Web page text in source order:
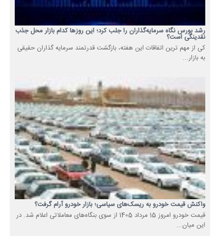
رشد بورس نگاه سرمایه‌گذاران را جلب کرد؛ این روزها کدام بازار محل جذب
نقدینگی است؟
کی از مهم ترین اتفاقات این هفته، بازگشت قدرتمند سرمایه گذاران حقیقی
به بازار...
واکنش قیمت خودرو به ریسک‌های سیاسی؛ بازار خودرو آرام گرفت؟
قیمت خودرو امروز 15 مرداد 1405 از سوی بنگاه‌های معاملاتی اعلام شد. در
این میان...